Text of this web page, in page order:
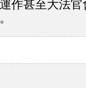
作甚至大法